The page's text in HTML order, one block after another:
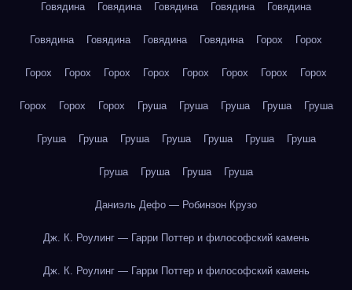
Говядина Говядина Говядина Говядина Говядина
Говядина Говядина Говядина Говядина Горох Горох
Горох Горох Горох Горох Горох Горох Горох Горох
Горох Горох Горох Груша Груша Груша Груша Груша
Груша Груша Груша Груша Груша Груша Груша
Груша Груша Груша Груша
Даниэль Дефо — Робинзон Крузо
Дж. К. Роулинг — Гарри Поттер и философский камень
Дж. К. Роулинг — Гарри Поттер и философский камень